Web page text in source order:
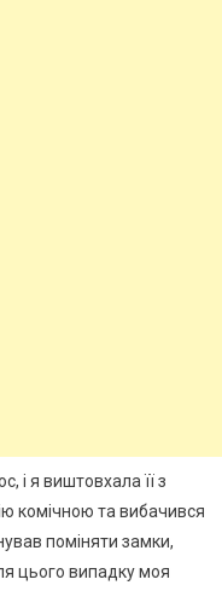
і я виштовхала її з
комічною та вибачився
поміняти замки,
цього випадку моя